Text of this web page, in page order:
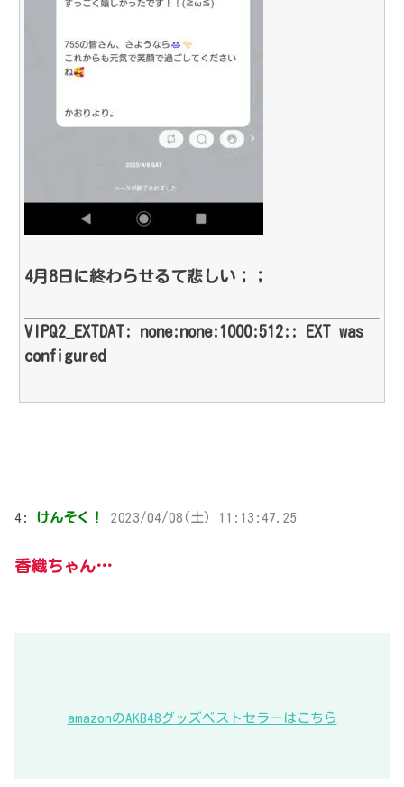
4月8日に終わらせるて悲しい；；
VIPQ2_EXTDAT: none:none:1000:512:: EXT was
configured
4: けんそく！ 2023/04/08(土) 11:13:47.25
香織ちゃん…
amazonのAKB48グッズベストセラーはこちら